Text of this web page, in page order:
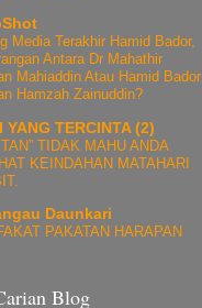
Media Terakhir Hamid Bador,
Antara Dr Mahathir
Mahiaddin Atau Hamid Bador
Hamzah Zainuddin?
YANG TERCINTA (2)
TIDAK MAHU ANDA
KEINDAHAN MATAHARI
Daunkari
PAKATAN HARAPAN
Blog